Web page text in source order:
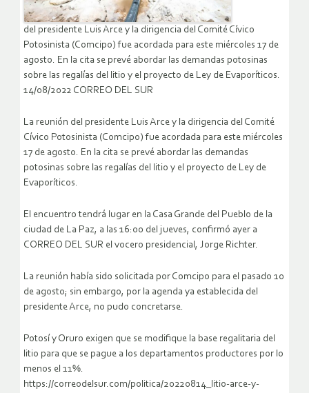
del presidente Luis Arce y la dirigencia del Comité Cívico
Potosinista (Comcipo) fue acordada para este miércoles 17 de
agosto. En la cita se prevé abordar las demandas potosinas
sobre las regalías del litio y el proyecto de Ley de Evaporíticos.
14/08/2022 CORREO DEL SUR
La reunión del presidente Luis Arce y la dirigencia del Comité
Cívico Potosinista (Comcipo) fue acordada para este miércoles
17 de agosto. En la cita se prevé abordar las demandas
potosinas sobre las regalías del litio y el proyecto de Ley de
Evaporíticos.
El encuentro tendrá lugar en la Casa Grande del Pueblo de la
ciudad de La Paz, a las 16:00 del jueves, confirmó ayer a
CORREO DEL SUR el vocero presidencial, Jorge Richter.
La reunión había sido solicitada por Comcipo para el pasado 10
de agosto; sin embargo, por la agenda ya establecida del
presidente Arce, no pudo concretarse.
Potosí y Oruro exigen que se modifique la base regalitaria del
litio para que se pague a los departamentos productores por lo
menos el 11%.
https://correodelsur.com/politica/20220814_litio-arce-y-